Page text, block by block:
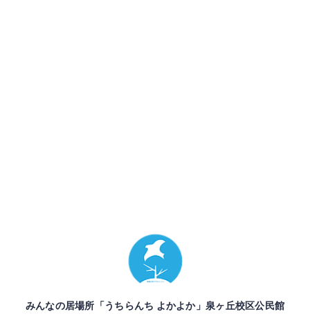
みんなの居場所「うちらんち よかよか」泉ヶ丘校区公民館